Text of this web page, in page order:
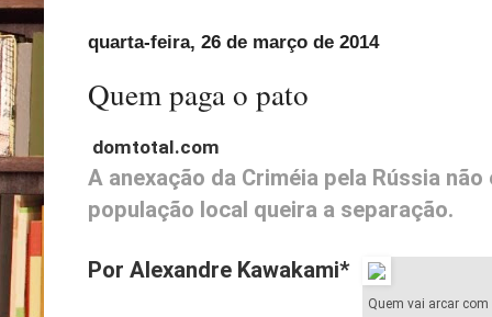
quarta-feira, 26 de março de 2014
Quem paga o pato
domtotal.com
A anexação da Criméia pela Rússia
população local queira a separação.
Quem vai arcar
Por Alexandre Kawakami*